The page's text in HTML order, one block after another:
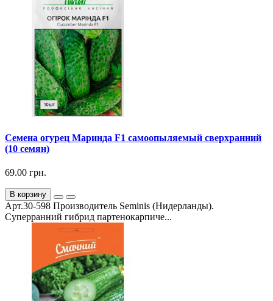
Семена огурец Маринда F1 самоопыляемый сверхранний
(10 семян)
69.00 грн.
В корзину
Арт.30-598 Производитель Seminis (Нидерланды).
Суперранний гибрид партенокарпиче...